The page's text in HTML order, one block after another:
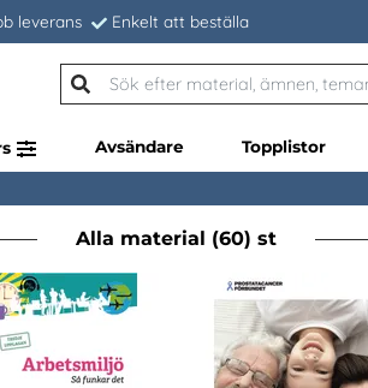
leverans Enkelt att beställa
Avsändare Topplistor
Alla material (60) st